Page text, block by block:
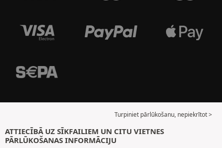
Turpiniet pārlūkošanu, nepiekrītot >
ATTIECĪBĀ UZ SĪKFAILIEM UN CITU VIETNES
PĀRLŪKOŠANAS INFORMĀCIJU